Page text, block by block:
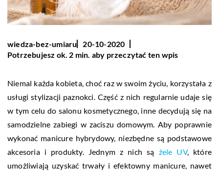
wiedza-bez-umiaru
20-10-2020
Potrzebujesz ok. 2 min. aby przeczytać ten wpis
Niemal każda kobieta, choć raz w swoim życiu, korzystała z
usługi stylizacji paznokci. Część z nich regularnie udaje się
w tym celu do salonu kosmetycznego, inne decydują się na
samodzielne zabiegi w zaciszu domowym. Aby poprawnie
wykonać manicure hybrydowy, niezbędne są podstawowe
akcesoria i produkty. Jednym z nich są żele UV, które
umożliwiają uzyskać trwały i efektowny manicure, nawet